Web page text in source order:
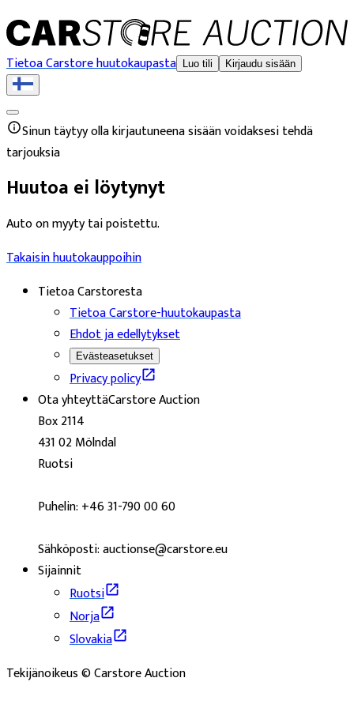
Tietoa Carstore huutokaupasta Luo tili Kirjaudu sisään
Sinun täytyy olla kirjautuneena sisään voidaksesi tehdä
tarjouksia
Huutoa ei löytynyt
Auto on myyty tai poistettu.
Takaisin huutokauppoihin
Tietoa Carstoresta
Tietoa Carstore-huutokaupasta
Ehdot ja edellytykset
Evästeasetukset
Privacy policy
Ota yhteyttäCarstore Auction
Box 2114
431 02 Mölndal
Ruotsi
Puhelin: +46 31-790 00 60
Sähköposti: auctionse@carstore.eu
Sijainnit
Ruotsi
Norja
Slovakia
Tekijänoikeus © Carstore Auction